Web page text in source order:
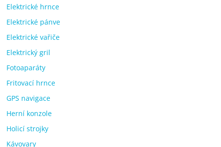
Elektrické hrnce
Elektrické pánve
Elektrické vařiče
Elektrický gril
Fotoaparáty
Fritovací hrnce
GPS navigace
Herní konzole
Holicí strojky
Kávovary